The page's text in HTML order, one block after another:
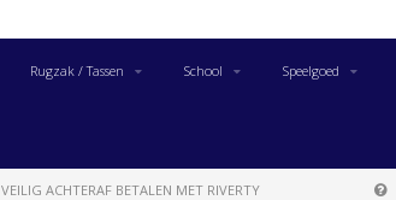
Rugzak / Tassen School Speelgoed
VEILIG ACHTERAF BETALEN MET RIVERTY